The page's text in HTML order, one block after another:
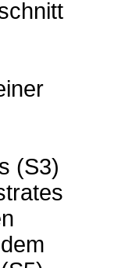
(S3)